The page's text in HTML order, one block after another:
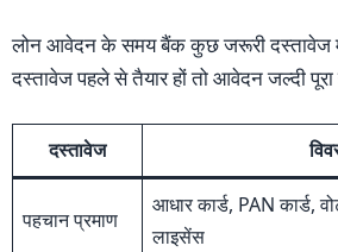
लोन आवेदन के समय बैंक कुछ जरूरी दस्तावेज
दस्तावेज पहले से तैयार हों तो आवेदन जल्दी पूरा
दस्तावेज
पहचान प्रमाण
आधार कार्ड, PAN कार्ड,
लाइसेंस